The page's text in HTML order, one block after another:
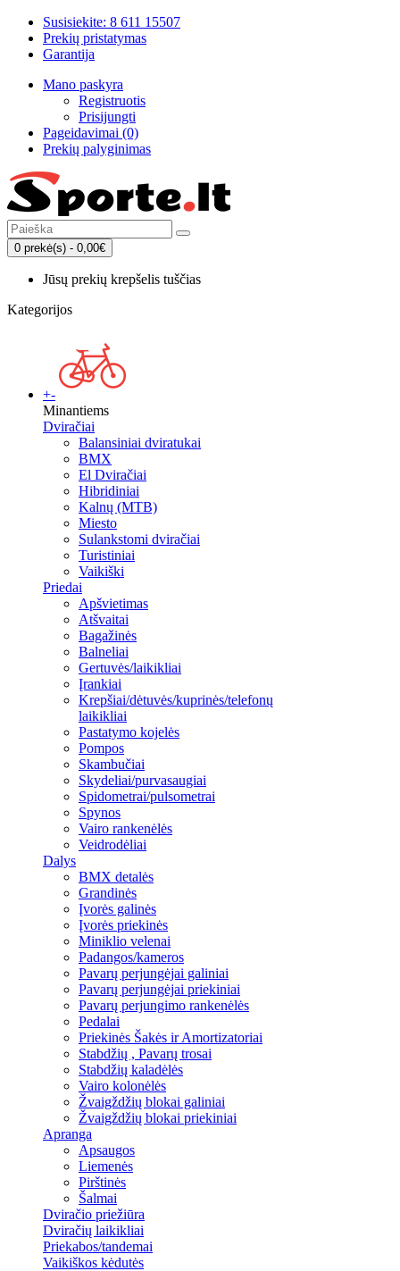
Susisiekite: 8 611 15507
Prekių pristatymas
Garantija
Mano paskyra
Registruotis
Prisijungti
Pageidavimai (0)
Prekių palyginimas
0 prekė(s) - 0,00€
Jūsų prekių krepšelis tuščias
Kategorijos
+-
Minantiems
Dviračiai
Balansiniai dviratukai
BMX
El Dviračiai
Hibridiniai
Kalnų (MTB)
Miesto
Sulankstomi dviračiai
Turistiniai
Vaikiški
Priedai
Apšvietimas
Atšvaitai
Bagažinės
Balneliai
Gertuvės/laikikliai
Įrankiai
Krepšiai/dėtuvės/kuprinės/telefonų
laikikliai
Pastatymo kojelės
Pompos
Skambučiai
Skydeliai/purvasaugiai
Spidometrai/pulsometrai
Spynos
Vairo rankenėlės
Veidrodėliai
Dalys
BMX detalės
Grandinės
Įvorės galinės
Įvorės priekinės
Miniklio velenai
Padangos/kameros
Pavarų perjungėjai galiniai
Pavarų perjungėjai priekiniai
Pavarų perjungimo rankenėlės
Pedalai
Priekinės Šakės ir Amortizatoriai
Stabdžių , Pavarų trosai
Stabdžių kaladėlės
Vairo kolonėlės
Žvaigždžių blokai galiniai
Žvaigždžių blokai priekiniai
Apranga
Apsaugos
Liemenės
Pirštinės
Šalmai
Dviračio priežiūra
Dviračių laikikliai
Priekabos/tandemai
Vaikiškos kėdutės